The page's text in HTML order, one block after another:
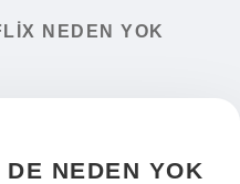
NEDEN YOK
NEDEN YOK